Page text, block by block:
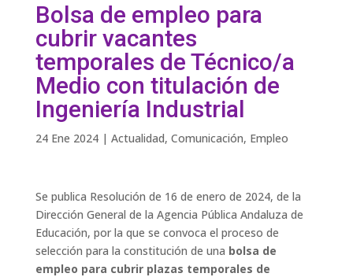
Bolsa de empleo para
cubrir vacantes
temporales de Técnico/a
Medio con titulación de
Ingeniería Industrial
24 Ene 2024| Actualidad, Comunicación, Empleo
Se publica Resolución de 16 de enero de 2024, de la
Dirección General de la Agencia Pública Andaluza de
Educación, por la que se convoca el proceso de
selección para la constitución de una bolsa de
empleo para cubrir plazas temporales de